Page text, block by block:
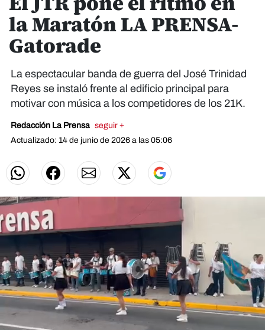
la Maratón LA PRENSA-
Gatorade
La espectacular banda de guerra del José Trinidad
Reyes se instaló frente al edificio principal para
motivar con música a los competidores de los 21K.
Redacción La Prensa seguir +
Actualizado: 14 de junio de 2026 a las 05:06